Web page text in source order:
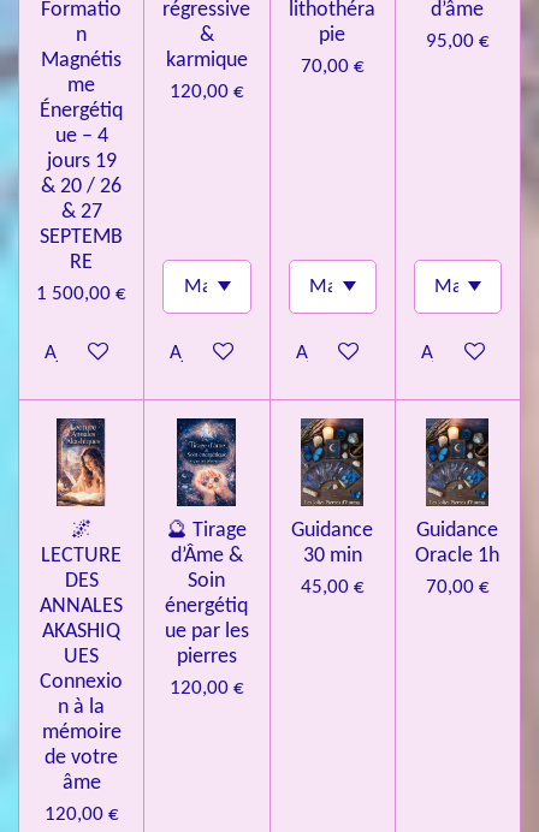
Formatio
n
Magnétis
me
Énergétiq
ue – 4
jours 19
& 20 / 26
& 27
SEPTEMB
RE
1 500,00 €
Ajouter au panier
régressive
&
karmique
120,00 €
Ajouter au panier
lithothéra
pie
70,00 €
Ajouter au panier
d’âme
95,00 €
Ajouter au
🌌
LECTURE
DES
ANNALES
AKASHIQ
UES
Connexio
n à la
mémoire
de votre
âme
120,00 €
🔮 Tirage
d’Âme &
Soin
énergétiq
ue par les
pierres
120,00 €
Guidance
30 min
45,00 €
Guidance
Oracle 1h
70,00 €